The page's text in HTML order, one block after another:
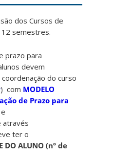
dos Cursos de
12 semestres.
prazo para
devem
do curso
) com MODELO
de Prazo para
através
ter o
DO ALUNO (nº de